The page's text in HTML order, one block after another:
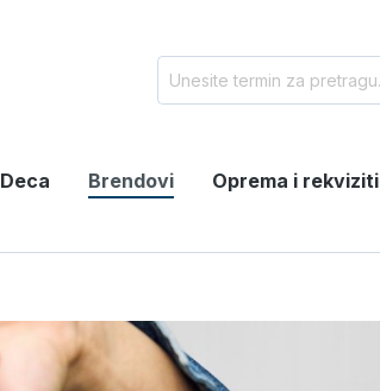
Deca Brendovi Oprema i rekviziti